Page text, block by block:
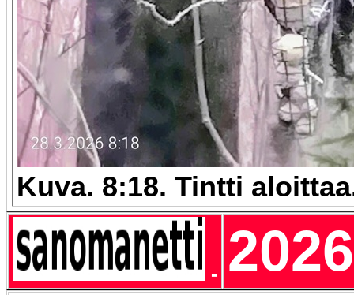
Kuva. 8:18. Tintti
- 2026